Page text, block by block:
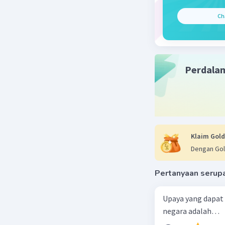
Ada
peristiwa
diwakili
Konsep
otoriter,
Koalisi
upaya
Klaim
Dengan
Pertanyaan
Upaya yang
negara adalah…